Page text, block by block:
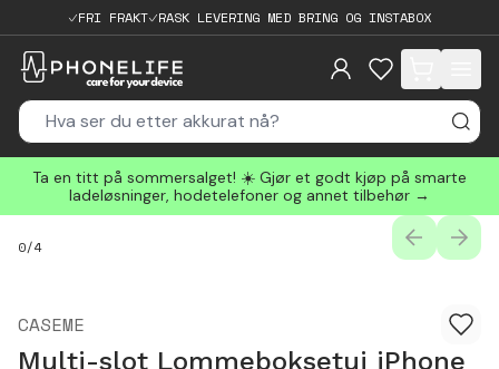
FRI FRAKT RASK LEVERING MED BRING OG INSTABOX
items in cart,
Ta en titt på sommersalget! ☀️ Gjør et godt kjøp på smarte
ladeløsninger, hodetelefoner og annet tilbehør →
0/4
CASEME
Multi-slot Lommeboksetui iPhone